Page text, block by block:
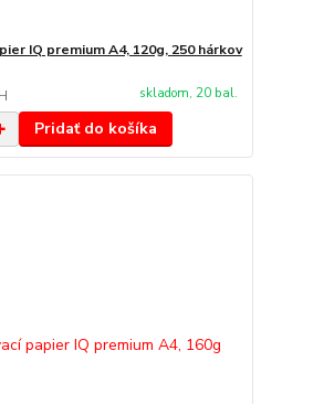
IQ premium A4, 120g, 250 hárkov
skladom, 20 bal.
Pridať do košíka